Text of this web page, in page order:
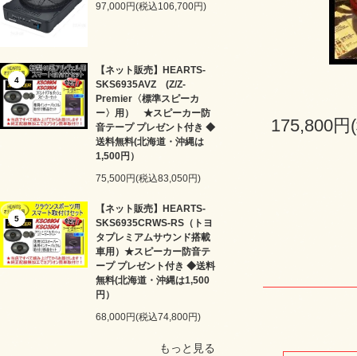
97,000円(税込106,700円)
4
【ネット販売】HEARTS-
SKS6935AVZ (Z/Z-
Premier〈標準スピーカ
ー〉用） ★スピーカー防
音テープ プレゼント付き ◆
送料無料(北海道・沖縄は
1,500円）
75,500円(税込83,050円)
5
【ネット販売】HEARTS-
SKS6935CRWS-RS（トヨ
タプレミアムサウンド搭載
車用）★スピーカー防音テ
ープ プレゼント付き ◆送料
無料(北海道・沖縄は1,500
円）
68,000円(税込74,800円)
もっと見る
175,800円